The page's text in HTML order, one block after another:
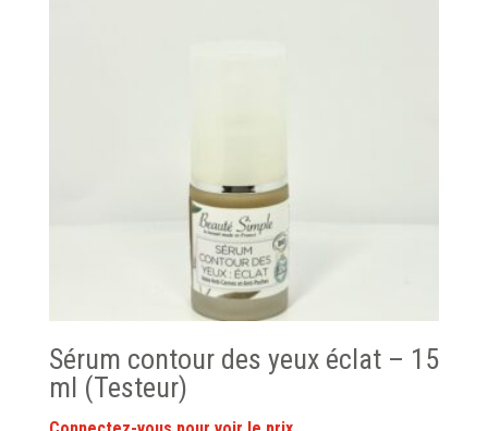
Sérum contour des yeux éclat – 15
ml (Testeur)